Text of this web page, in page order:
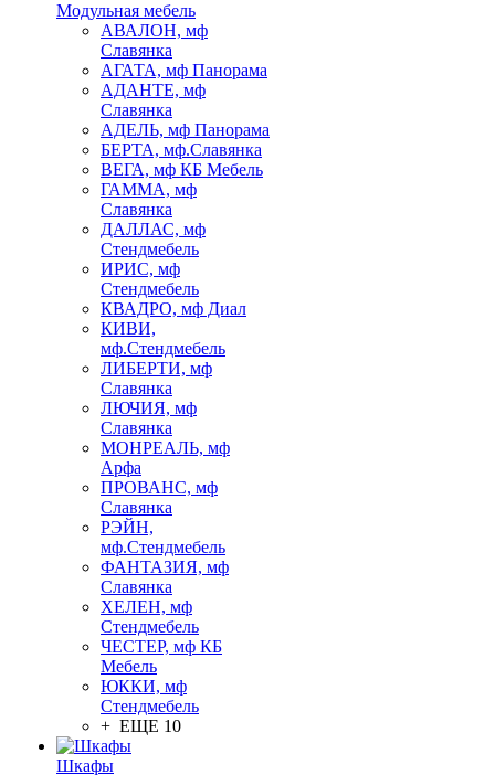
Модульная мебель
АВАЛОН, мф
Славянка
АГАТА, мф Панорама
АДАНТЕ, мф
Славянка
АДЕЛЬ, мф Панорама
БЕРТА, мф.Славянка
ВЕГА, мф КБ Мебель
ГАММА, мф
Славянка
ДАЛЛАС, мф
Стендмебель
ИРИС, мф
Стендмебель
КВАДРО, мф Диал
КИВИ,
мф.Стендмебель
ЛИБЕРТИ, мф
Славянка
ЛЮЧИЯ, мф
Славянка
МОНРЕАЛЬ, мф
Арфа
ПРОВАНС, мф
Славянка
РЭЙН,
мф.Стендмебель
ФАНТАЗИЯ, мф
Славянка
ХЕЛЕН, мф
Стендмебель
ЧЕСТЕР, мф КБ
Мебель
ЮККИ, мф
Стендмебель
+ ЕЩЕ 10
Шкафы